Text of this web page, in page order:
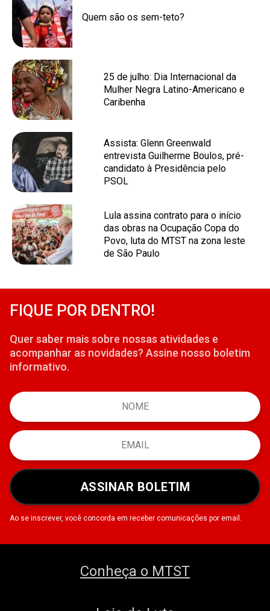
Quem são os sem-teto?
25 de julho: Dia Internacional da
Mulher Negra Latino-Americano e
Caribenha
Assista: Glenn Greenwald
entrevista Guilherme Boulos, pré-
candidato à Presidência pelo
PSOL
Lula assina contrato para o início
das obras na Ocupação Copa do
Povo, luta do MTST na zona leste
de São Paulo
FIQUE POR DENTRO!
Quer saber mais sobre nossas atividades e
acompanhar as novidades? Assine nosso boletim
informativo.
ASSINAR BOLETIM
Ao se inscrever, você concorda em receber comunicações por email.
Conheça o MTST